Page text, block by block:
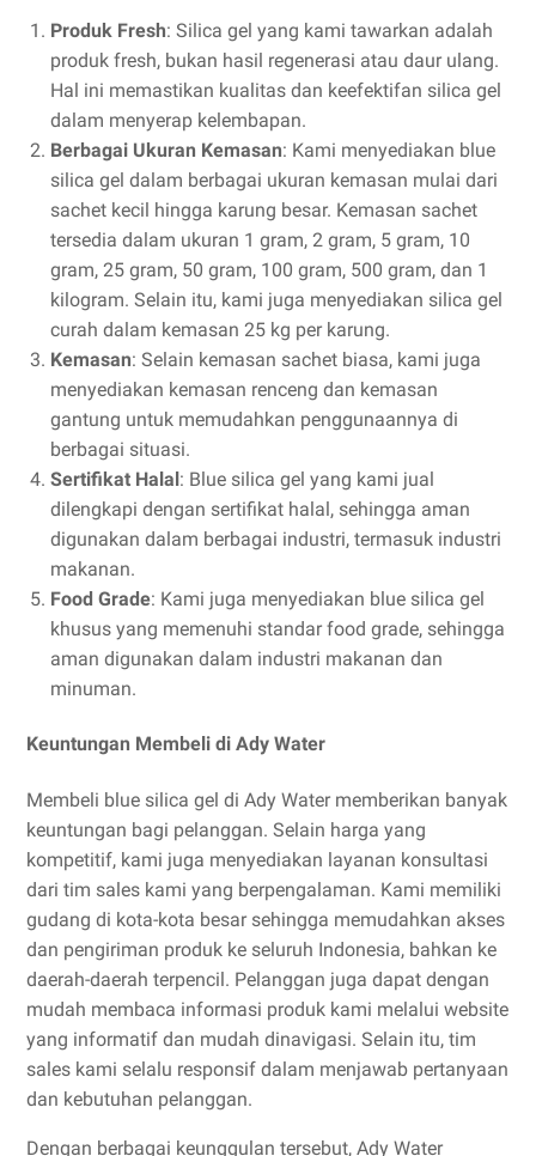
Produk Fresh: Silica gel yang kami tawarkan adalah
produk fresh, bukan hasil regenerasi atau daur ulang.
Hal ini memastikan kualitas dan keefektifan silica gel
dalam menyerap kelembapan.
Berbagai Ukuran Kemasan: Kami menyediakan blue
silica gel dalam berbagai ukuran kemasan mulai dari
sachet kecil hingga karung besar. Kemasan sachet
tersedia dalam ukuran 1 gram, 2 gram, 5 gram, 10
gram, 25 gram, 50 gram, 100 gram, 500 gram, dan 1
kilogram. Selain itu, kami juga menyediakan silica gel
curah dalam kemasan 25 kg per karung.
Kemasan: Selain kemasan sachet biasa, kami juga
menyediakan kemasan renceng dan kemasan
gantung untuk memudahkan penggunaannya di
berbagai situasi.
Sertifikat Halal : Blue silica gel yang kami jual
dilengkapi dengan sertifikat halal, sehingga aman
digunakan dalam berbagai industri, termasuk industri
makanan.
Food Grade: Kami juga menyediakan blue silica gel
khusus yang memenuhi standar food grade, sehingga
aman digunakan dalam industri makanan dan
minuman.
Keuntungan Membeli di Ady Water
Membeli blue silica gel di Ady Water memberikan banyak
keuntungan bagi pelanggan. Selain harga yang
kompetitif, kami juga menyediakan layanan konsultasi
dari tim sales kami yang berpengalaman. Kami memiliki
gudang di kota-kota besar sehingga memudahkan akses
dan pengiriman produk ke seluruh Indonesia, bahkan ke
daerah-daerah terpencil. Pelanggan juga dapat dengan
mudah membaca informasi produk kami melalui website
yang informatif dan mudah dinavigasi. Selain itu, tim
sales kami selalu responsif dalam menjawab pertanyaan
dan kebutuhan pelanggan.
Dengan berbagai keunggulan tersebut, Ady Water